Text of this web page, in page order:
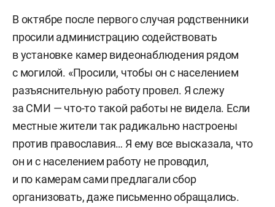
В октябре после первого случая родственники
просили администрацию содействовать
в установке камер видеонаблюдения рядом
с могилой. «Просили, чтобы он с населением
разъяснительную работу провел. Я слежу
за СМИ — что-то такой работы не видела. Если
местные жители так радикально настроены
против православия… Я ему все высказала, что
он и с населением работу не проводил,
и по камерам сами предлагали сбор
организовать, даже письменно обращались.